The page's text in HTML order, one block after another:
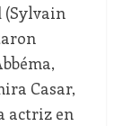
(Sylvain
Casar,
actriz en